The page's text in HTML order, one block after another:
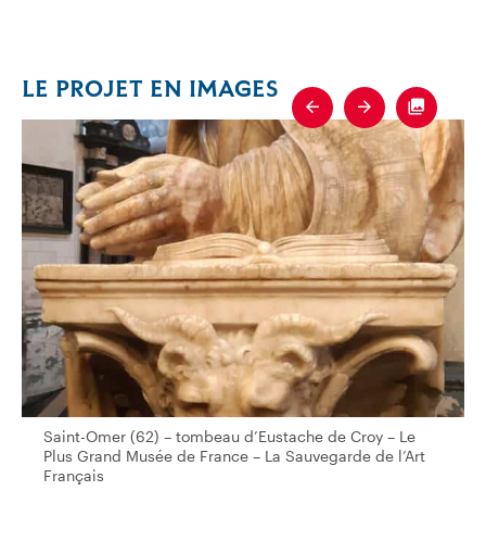
LE PROJET EN IMAGES
Saint-Omer (62) – tombeau d’Eustache de Croy – Le Plus
Previous
Next
Saint-Omer (62) – tombeau d’Eustache de Croy – Le
Plus Grand Musée de France – La Sauvegarde de l’Art
Français